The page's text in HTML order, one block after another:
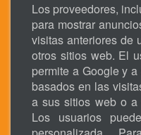
Los proveedores,
para mostrar
visitas anteriores de
otros sitios web. El
permite a Google y
basados en las
a sus sitios web o a
Los usuarios